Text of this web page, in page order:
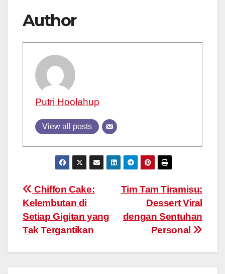
Author
Putri Hoolahup
View all posts
Post
navigation
Tim Tam Tiramisu:
Dessert Viral
dengan Sentuhan
Personal
Chiffon Cake:
Kelembutan di
Setiap Gigitan yang
Tak Tergantikan